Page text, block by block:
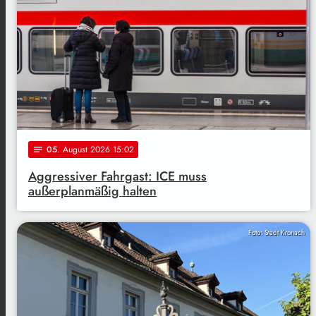
notes 05. August 2026 15:02
Aggressiver Fahrgast: ICE muss
außerplanmäßig halten
Foto: Stadt Kronach